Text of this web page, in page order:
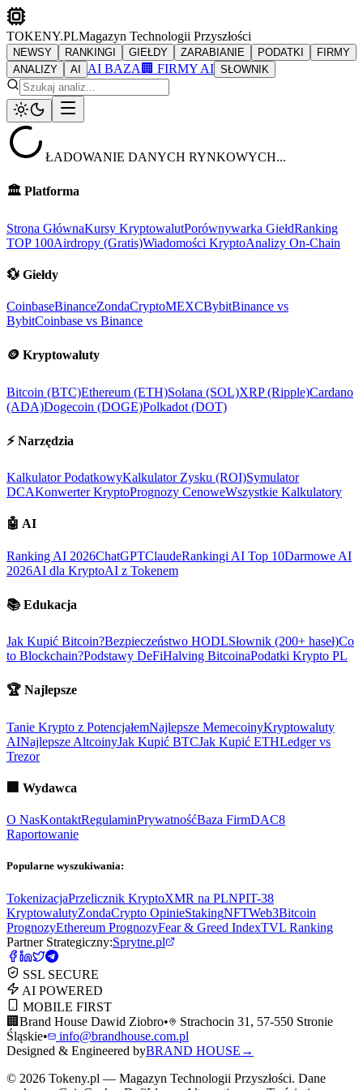
TOKENY.PLMagazyn Technologii Przyszłości
NEWSY RANKINGI GIEŁDY ZARABIANIE PODATKI
FIRMY
ANALIZY
AI AI BAZA 🏢 FIRMY AI SŁOWNIK
ŁADOWANIE DANYCH RYNKOWYCH...
🏛️ Platforma
Strona GłównaKursy KryptowalutPorównywarka GiełdRanking
TOP 100Airdropy (Gratis)Wiadomości KryptoAnalizy On-Chain
💱 Giełdy
CoinbaseBinanceZondaCryptoMEXCBybitBinance vs
BybitCoinbase vs Binance
🪙 Kryptowaluty
Bitcoin (BTC)Ethereum (ETH)Solana (SOL)XRP (Ripple)Cardano
(ADA)Dogecoin (DOGE)Polkadot (DOT)
⚡ Narzędzia
Kalkulator PodatkowyKalkulator Zysku (ROI)Symulator
DCAKonwerter KryptoPrognozy CenoweWszystkie Kalkulatory
🤖 AI
Ranking AI 2026ChatGPTClaudeRankingi AI Top 10Darmowe AI
2026AI dla KryptoAI z Tokenem
📚 Edukacja
Jak Kupić Bitcoin?Bezpieczeństwo HODLSłownik (200+ haseł)Co
to Blockchain?Podstawy DeFiHalving BitcoinaPodatki Krypto PL
🏆 Najlepsze
Tanie Krypto z PotencjałemNajlepsze MemecoinyKryptowaluty
AINajlepsze AltcoinyJak Kupić BTCJak Kupić ETHLedger vs
Trezor
🏢 Wydawca
O NasKontaktRegulaminPrywatnośćBaza FirmDAC8
Raportowanie
Popularne wyszukiwania:
TokenizacjaPrzelicznik KryptoXMR na PLNPIT-38
KryptowalutyZondaCrypto OpinieStakingNFTWeb3Bitcoin
PrognozyEthereum PrognozyFear & Greed IndexTVL Ranking
Partner Strategiczny:Sprytne.pl
SSL SECURE
AI POWERED
MOBILE FIRST
🏢 Brand House Dawid Ziobro•
Strachocin 31, 57-550 Stronie
Śląskie•
info@brandhouse.com.pl
Designed & Engineered byBRAND HOUSE →
© 2026 Tokeny.pl — Magazyn Technologii Przyszłości. Dane